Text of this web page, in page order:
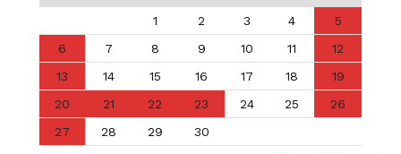
1 2 3 4
5
6
7 8 9 10 11
12
13
14 15 16 17 18
19
20
21 22 23 24 25
26
27
28 29 30